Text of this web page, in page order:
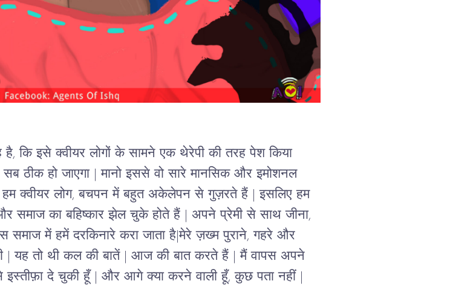
है, कि इसे क्वीयर लोगों के सामने एक थेरेपी की तरह पेश किया
ठीक हो जाएगा | मानो इससे वो सारे मानसिक और इमोशनल
| हम क्वीयर लोग, बचपन में बहुत अकेलेपन से गुज़रते हैं | इसलिए हम
समाज का बहिष्कार झेल चुके होते हैं | अपने प्रेमी से साथ जीना,
समाज में हमें दरकिनारे करा जाता है|मेरे ज़ख्म पुराने, गहरे और
| यह तो थी कल की बातें आज की बात करते हैं | मैं वापस अपने
इस्तीफ़ा दे चुकी हूँ और आगे क्या करने वाली हूँ, कुछ पता नहीं